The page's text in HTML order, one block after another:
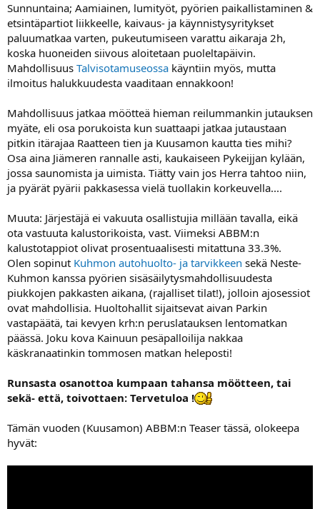
Sunnuntaina; Aamiainen, lumityöt, pyörien paikallistaminen &
etsintäpartiot liikkeelle, kaivaus- ja käynnistysyritykset
paluumatkaa varten, pukeutumiseen varattu aikaraja 2h,
koska huoneiden siivous aloitetaan puoleltapäivin.
Mahdollisuus Talvisotamuseossa käyntiin myös, mutta
ilmoitus halukkuudesta vaaditaan ennakkoon!
Mahdollisuus jatkaa möötteä hieman reilummankin jutauksen
myäte, eli osa porukoista kun suattaapi jatkaa jutaustaan
pitkin itärajaa Raatteen tien ja Kuusamon kautta ties mihi?
Osa aina Jiämeren rannalle asti, kaukaiseen Pykeijjan kylään,
jossa saunomista ja uimista. Tiätty vain jos Herra tahtoo niin,
ja pyärät pyärii pakkasessa vielä tuollakin korkeuvella....
Muuta: Järjestäjä ei vakuuta osallistujia millään tavalla, eikä
ota vastuuta kalustorikoista, vast. Viimeksi ABBM:n
kalustotappiot olivat prosentuaalisesti mitattuna 33.3%.
Olen sopinut Kuhmon autohuolto- ja tarvikkeen sekä Neste-
Kuhmon kanssa pyörien sisäsäilytysmahdollisuudesta
piukkojen pakkasten aikana, (rajalliset tilat!), jolloin ajosessiot
ovat mahdollisia. Huoltohallit sijaitsevat aivan Parkin
vastapäätä, tai kevyen krh:n peruslatauksen lentomatkan
päässä. Joku kova Kainuun pesäpalloilija nakkaa
käskranaatinkin tommosen matkan heleposti!
Runsasta osanottoa kumpaan tahansa möötteen, tai
sekä- että, toivottaen: Tervetuloa !
Tämän vuoden (Kuusamon) ABBM:n Teaser tässä, olokeepa
hyvät: